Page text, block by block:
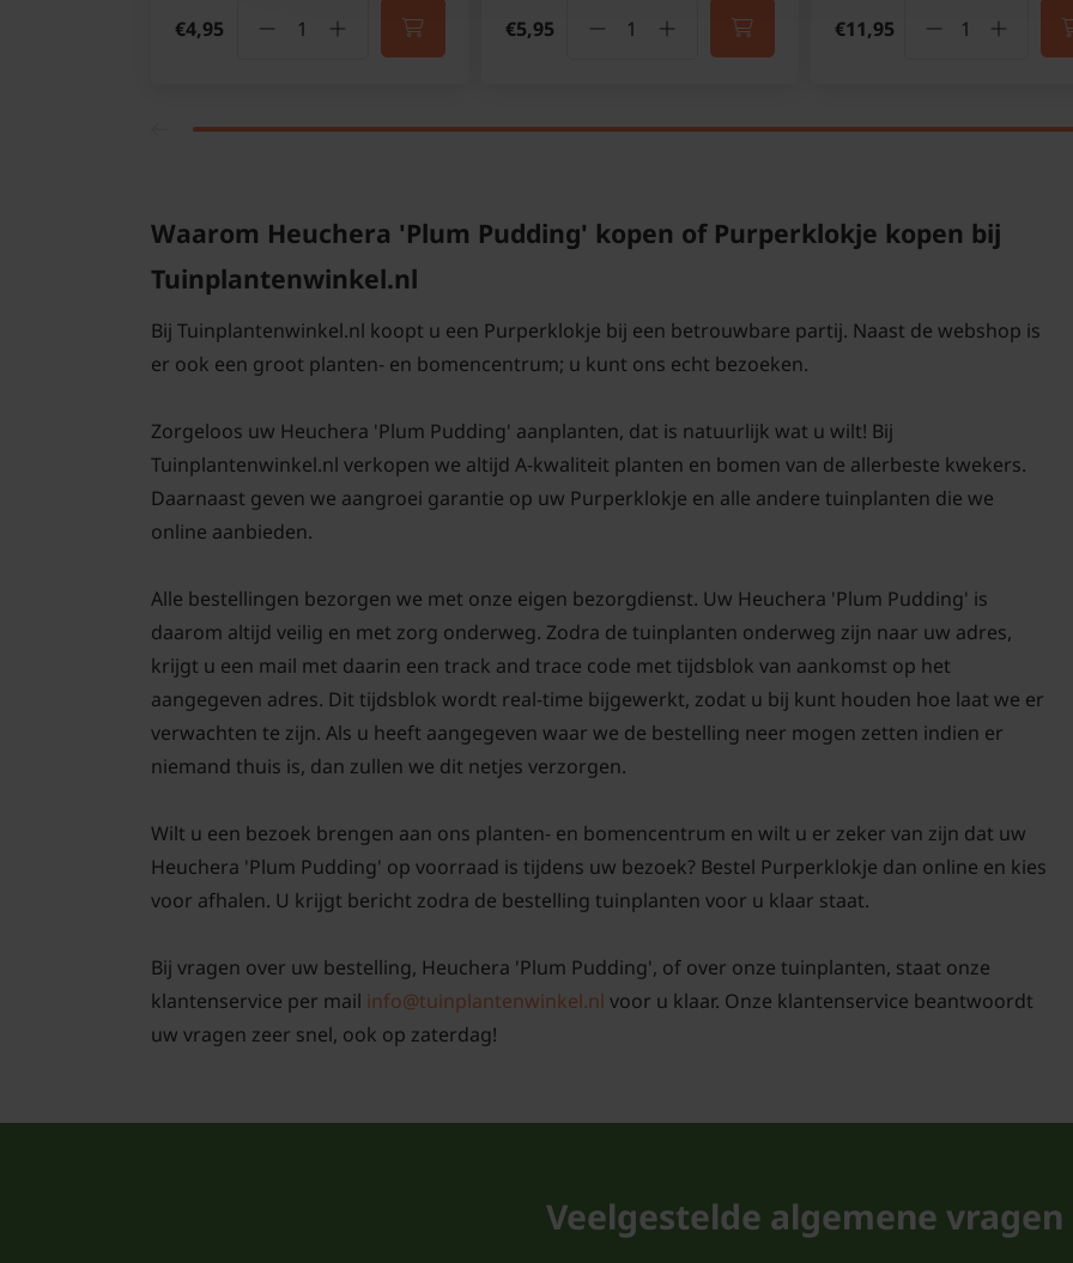
€4,95 €5,95 €11,95
Waarom Heuchera 'Plum Pudding' kopen of Purperklokje kopen bij
Tuinplantenwinkel.nl
Bij Tuinplantenwinkel.nl koopt u een Purperklokje bij een betrouwbare partij. Naast de webshop is
er ook een groot planten- en bomencentrum; u kunt ons echt bezoeken.
Zorgeloos uw Heuchera 'Plum Pudding' aanplanten, dat is natuurlijk wat u wilt! Bij
Tuinplantenwinkel.nl verkopen we altijd A-kwaliteit planten en bomen van de allerbeste kwekers.
Daarnaast geven we aangroei garantie op uw Purperklokje en alle andere tuinplanten die we
online aanbieden.
Alle bestellingen bezorgen we met onze eigen bezorgdienst. Uw Heuchera 'Plum Pudding' is
daarom altijd veilig en met zorg onderweg. Zodra de tuinplanten onderweg zijn naar uw adres,
krijgt u een mail met daarin een track and trace code met tijdsblok van aankomst op het
aangegeven adres. Dit tijdsblok wordt real-time bijgewerkt, zodat u bij kunt houden hoe laat we er
verwachten te zijn. Als u heeft aangegeven waar we de bestelling neer mogen zetten indien er
niemand thuis is, dan zullen we dit netjes verzorgen.
Wilt u een bezoek brengen aan ons planten- en bomencentrum en wilt u er zeker van zijn dat uw
Heuchera 'Plum Pudding' op voorraad is tijdens uw bezoek? Bestel Purperklokje dan online en kies
voor afhalen. U krijgt bericht zodra de bestelling tuinplanten voor u klaar staat.
Bij vragen over uw bestelling, Heuchera 'Plum Pudding', of over onze tuinplanten, staat onze
klantenservice per mail info@tuinplantenwinkel.nl voor u klaar. Onze klantenservice beantwoordt
uw vragen zeer snel, ook op zaterdag!
Veelgestelde algemene vragen